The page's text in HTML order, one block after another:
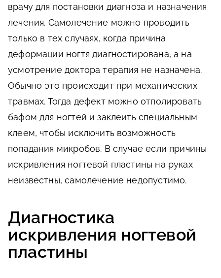
врачу для постановки диагноза и назначения
лечения. Самолечение можно проводить
только в тех случаях, когда причина
деформации ногтя диагностирована, а на
усмотрение доктора терапия не назначена.
Обычно это происходит при механических
травмах. Тогда дефект можно отполировать
бафом для ногтей и заклеить специальным
клеем, чтобы исключить возможность
попадания микробов. В случае если причины
искривления ногтевой пластины на руках
неизвестны, самолечение недопустимо.
Диагностика
искривления ногтевой
пластины